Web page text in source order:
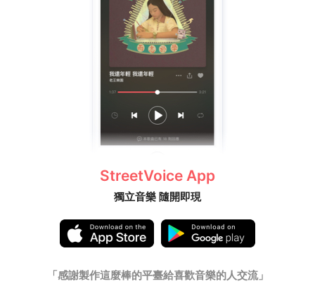
StreetVoice App
獨立音樂 隨開即現
「感謝製作這麼棒的平臺給喜歡音樂的人交流」